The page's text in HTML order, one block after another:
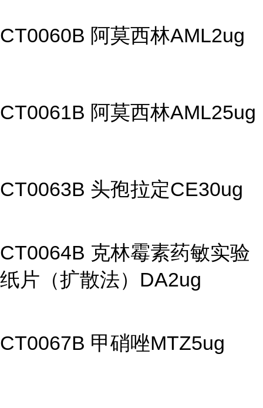
CT0060B 阿莫西林AML2ug
CT0061B 阿莫西林AML25ug
CT0063B 头孢拉定CE30ug
CT0064B 克林霉素药敏实验
纸片（扩散法）DA2ug
CT0067B 甲硝唑MTZ5ug